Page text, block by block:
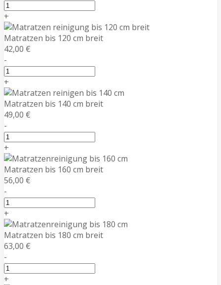
+
Matratzen bis 120 cm breit
42,00 €
-
+
Matratzen bis 140 cm breit
49,00 €
-
+
Matratzen bis 160 cm breit
56,00 €
-
+
Matratzen bis 180 cm breit
63,00 €
-
+